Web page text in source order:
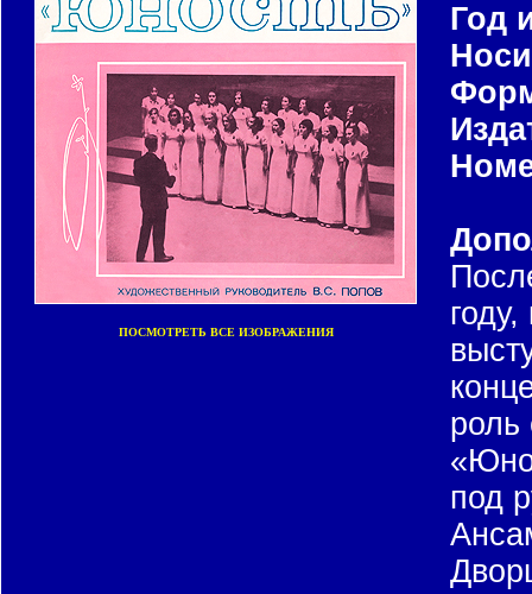
ПОСМОТРЕТЬ ВСЕ ИЗОБРАЖЕНИЯ
Год
роль
под